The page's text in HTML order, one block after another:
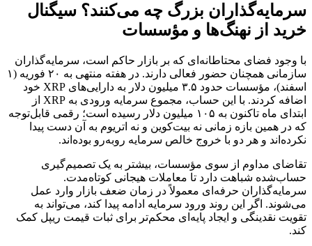
بزرگ چه می‌کنند؟ سیگنال
از نهنگ‌ها و مؤسسات
فضای محتاطانه‌ای که بر بازار حاکم است، سرمایه‌گذاران
سازمانی همچنان حضور فعالی دارند. در هفته منتهی به ۲۰ فوریه (۱
اسفند)، مؤسسات حدود ۳.۵ میلیون دلار به دارایی‌های XRP خود
اضافه کردند. با این حساب، مجموع سرمایه ورودی به XRP از
ابتدای ماه تاکنون به ۱۰۵ میلیون دلار رسیده است؛ رقمی قابل‌توجه
همین بازه زمانی نه بیت‌کوین و نه اتریوم به آن دست پیدا
و هر دو با خروج خالص سرمایه روبه‌رو بوده‌اند.
مداوم از سوی مؤسسات، بیشتر به یک تصمیم‌گیری
شباهت دارد تا معاملات هیجانی کوتاه‌مدت.
حرفه‌ای معمولاً در زمان ضعف بازار وارد عمل
اگر این روند ورود سرمایه ادامه پیدا کند، می‌تواند به
نقدینگی و ایجاد پایه‌ای محکم‌تر برای ثبات قیمت ریپل کمک